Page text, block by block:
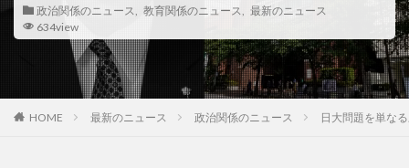
政治関係のニュース
教育関係のニュース
最新のニュース
634view
HOME 最新のニュース 政治関係のニュース 日大問題を単な